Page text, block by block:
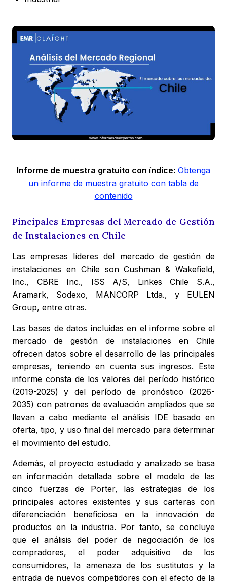
Informe de muestra gratuito con índice: Obtenga
un informe de muestra gratuito con tabla de
contenido
Pincipales Empresas del Mercado de Gestión
de Instalaciones en Chile
Las empresas líderes del mercado de gestión de
instalaciones en Chile son Cushman & Wakefield,
Inc., CBRE Inc., ISS A/S, Linkes Chile S.A.,
Aramark, Sodexo, MANCORP Ltda., y EULEN
Group, entre otras.
Las bases de datos incluidas en el informe sobre el
mercado de gestión de instalaciones en Chile
ofrecen datos sobre el desarrollo de las principales
empresas, teniendo en cuenta sus ingresos. Este
informe consta de los valores del período histórico
(2019-2025) y del período de pronóstico (2026-
2035) con patrones de evaluación ampliados que se
llevan a cabo mediante el análisis IDE basado en
oferta, tipo, y uso final del mercado para determinar
el movimiento del estudio.
Además, el proyecto estudiado y analizado se basa
en información detallada sobre el modelo de las
cinco fuerzas de Porter, las estrategias de los
principales actores existentes y sus carteras con
diferenciación beneficiosa en la innovación de
productos en la industria. Por tanto, se concluye
que el análisis del poder de negociación de los
compradores, el poder adquisitivo de los
consumidores, la amenaza de los sustitutos y la
entrada de nuevos competidores con el efecto de la